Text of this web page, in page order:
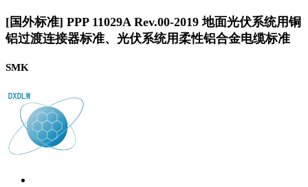
[国外标准] PPP 11029A Rev.00-2019 地面光伏系统用铜
铝过渡连接器标准、光伏系统用柔性铝合金电缆标准
SMK